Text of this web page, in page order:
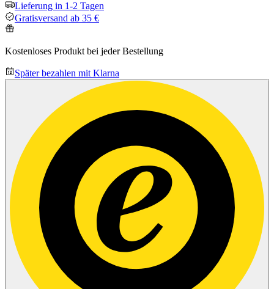
Lieferung in 1-2 Tagen
Gratisversand ab 35 €
Kostenloses Produkt bei jeder Bestellung
Später bezahlen mit Klarna